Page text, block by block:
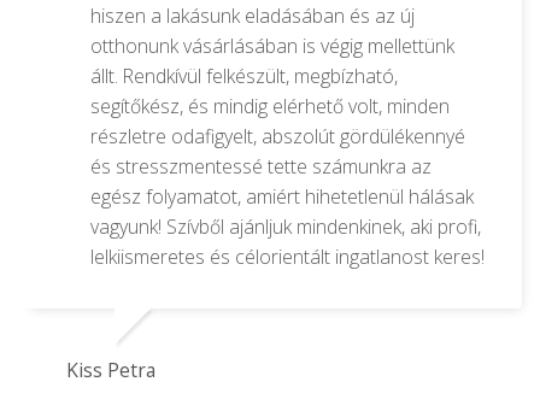
hiszen a lakásunk eladásában és az új
otthonunk vásárlásában is végig mellettünk
állt. Rendkívül felkészült, megbízható,
segítőkész, és mindig elérhető volt, minden
részletre odafigyelt, abszolút gördülékennyé
és stresszmentessé tette számunkra az
egész folyamatot, amiért hihetetlenül hálásak
vagyunk! Szívből ajánljuk mindenkinek, aki profi,
lelkiismeretes és célorientált ingatlanost keres!
Kiss Petra